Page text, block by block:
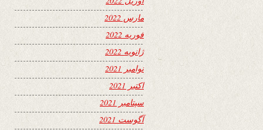
مارس 2022
فوریه 2022
ژانویه 2022
نوامبر 2021
اکتبر 2021
سپتامبر 2021
آگوست 2021